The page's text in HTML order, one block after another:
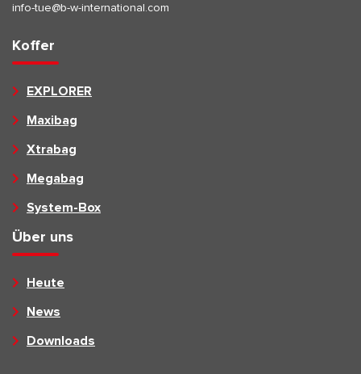
info-tue@b-w-international.com
Koffer
EXPLORER
Maxibag
Xtrabag
Megabag
System-Box
Über uns
Heute
News
Downloads